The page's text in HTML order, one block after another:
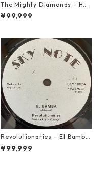
The Mighty Diamonds - Hey
Girl【12-50053】
¥99,999
Revolutionaries – El Bamba
【7-21855】
¥99,999